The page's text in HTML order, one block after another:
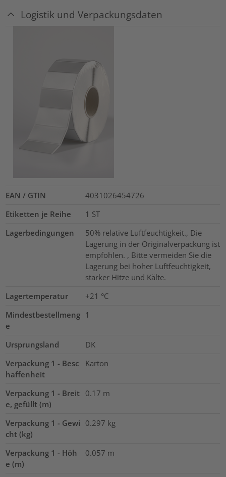
Logistik und Verpackungsdaten
EAN / GTIN
4031026454726
Etiketten je Reihe
1 ST
Lagerbedingungen
50% relative Luftfeuchtigkeit., Die
Lagerung in der Originalverpackung ist
empfohlen. , Bitte vermeiden Sie die
Lagerung bei hoher Luftfeuchtigkeit,
starker Hitze und Kälte.
Lagertemperatur
+21 °C
Mindestbestellmeng
e
1
Ursprungsland
DK
Verpackung 1 - Besc
haffenheit
Karton
Verpackung 1 - Breit
e, gefüllt (m)
0.17 m
Verpackung 1 - Gewi
cht (kg)
0.297 kg
Verpackung 1 - Höh
e (m)
0.057 m